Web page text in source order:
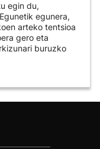
egin du,
egunera,
arteko tentsioa
gero eta
buruzko